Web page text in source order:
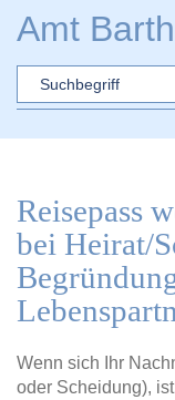
Amt Barth
Sword
Reisepass
bei Heirat/
Wenn sich Ihr
oder Scheidung),